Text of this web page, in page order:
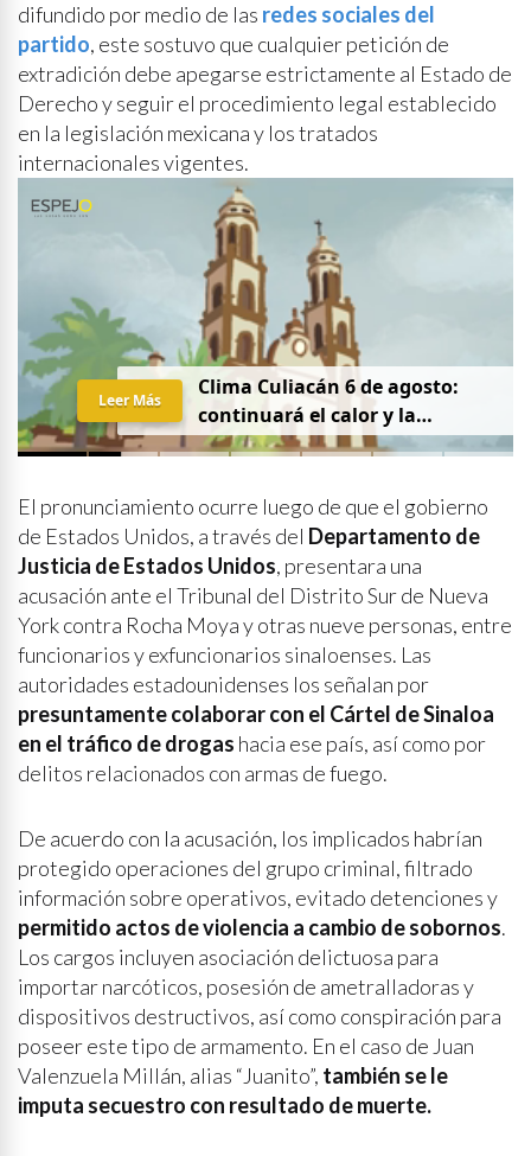
difundido por medio de las redes sociales del
partido, este sostuvo que cualquier petición de
extradición debe apegarse estrictamente al Estado de
Derecho y seguir el procedimiento legal establecido
en la legislación mexicana y los tratados
internacionales vigentes.
Clima Culiacán 6 de agosto:
continuará el calor y la
probabilidad de lluvia
Leer Más
El pronunciamiento ocurre luego de que el gobierno
de Estados Unidos, a través del Departamento de
Justicia de Estados Unidos, presentara una
acusación ante el Tribunal del Distrito Sur de Nueva
York contra Rocha Moya y otras nueve personas, entre
funcionarios y exfuncionarios sinaloenses. Las
autoridades estadounidenses los señalan por
presuntamente colaborar con el Cártel de Sinaloa
en el tráfico de drogas hacia ese país, así como por
delitos relacionados con armas de fuego.
De acuerdo con la acusación, los implicados habrían
protegido operaciones del grupo criminal, filtrado
información sobre operativos, evitado detenciones y
permitido actos de violencia a cambio de sobornos.
Los cargos incluyen asociación delictuosa para
importar narcóticos, posesión de ametralladoras y
dispositivos destructivos, así como conspiración para
poseer este tipo de armamento. En el caso de Juan
Valenzuela Millán, alias “Juanito”, también se le
imputa secuestro con resultado de muerte.